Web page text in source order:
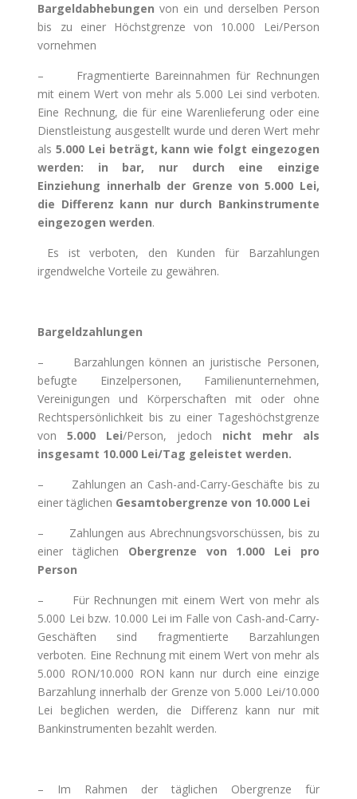
Bargeldabhebungen von ein und derselben Person
bis zu einer Höchstgrenze von 10.000 Lei/Person
vornehmen
– Fragmentierte Bareinnahmen für Rechnungen
mit einem Wert von mehr als 5.000 Lei sind verboten.
Eine Rechnung, die für eine Warenlieferung oder eine
Dienstleistung ausgestellt wurde und deren Wert mehr
als5.000 Lei beträgt, kann wie folgt eingezogen
werden: in bar, nur durch eine einzige
Einziehung innerhalb der Grenze von 5.000 Lei,
die Differenz kann nur durch Bankinstrumente
eingezogen werden.
Es ist verboten, den Kunden für Barzahlungen
irgendwelche Vorteile zu gewähren.
Bargeldzahlungen
– Barzahlungen können an juristische Personen,
befugte Einzelpersonen, Familienunternehmen,
Vereinigungen und Körperschaften mit oder ohne
Rechtspersönlichkeit bis zu einer Tageshöchstgrenze
von5.000 Lei/Person, jedoch nicht mehr als
insgesamt 10.000 Lei/Tag geleistet werden.
– Zahlungen an Cash-and-Carry-Geschäfte bis zu
einer täglichen Gesamtobergrenze von 10.000 Lei
– Zahlungen aus Abrechnungsvorschüssen, bis zu
einer täglichen Obergrenze von 1.000 Lei pro
Person
– Für Rechnungen mit einem Wert von mehr als
5.000 Lei bzw. 10.000 Lei im Falle von Cash-and-Carry-
Geschäften sind fragmentierte Barzahlungen
verboten. Eine Rechnung mit einem Wert von mehr als
5.000 RON/10.000 RON kann nur durch eine einzige
Barzahlung innerhalb der Grenze von 5.000 Lei/10.000
Lei beglichen werden, die Differenz kann nur mit
Bankinstrumenten bezahlt werden.
– Im Rahmen der täglichen Obergrenze für